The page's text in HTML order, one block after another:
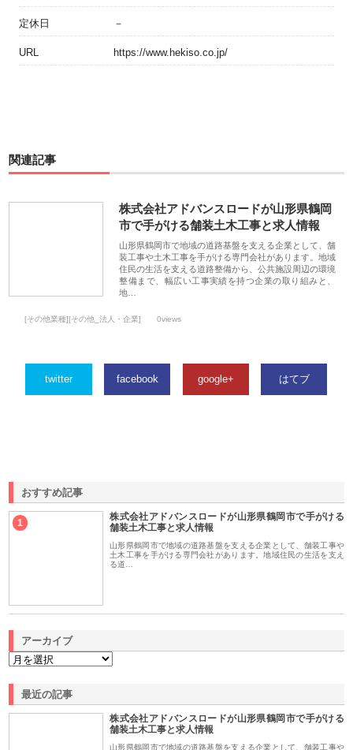
定休日 －
URL https://www.hekiso.co.jp/
関連記事
株式会社アドバンスロードが山形県鶴岡
市で手がける舗装土木工事と求人情報
山形県鶴岡市で地域の道路基盤を支える企業として、舗
装工事や土木工事を手がける専門会社があります。地域
住民の生活を支える道路整備から、公共施設周辺の環境
整備まで、幅広い工事実績を持つ企業の取り組みと、
地…
[その他業種][その他_法人・企業] 0views
twitter facebook google+ はてブ
おすすめ記事
1
株式会社アドバンスロードが山形県鶴岡市で手がける
舗装土木工事と求人情報
山形県鶴岡市で地域の道路基盤を支える企業として、舗装工事や
土木工事を手がける専門会社があります。地域住民の生活を支え
る道…
アーカイブ
最近の記事
株式会社アドバンスロードが山形県鶴岡市で手がける
舗装土木工事と求人情報
山形県鶴岡市で地域の道路基盤を支える企業として、舗装工事や